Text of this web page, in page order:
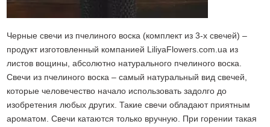
Черные свечи из пчелиного воска (комплект из 3-х свечей) –
продукт изготовленный компанией LiliyaFlowers.com.ua из
листов вощины, абсолютно натурального пчелиного воска.
Свечи из пчелиного воска – самый натуральный вид свечей,
которые человечество начало использовать задолго до
изобретения любых других. Такие свечи обладают приятным
ароматом. Свечи катаются только вручную. При горении такая